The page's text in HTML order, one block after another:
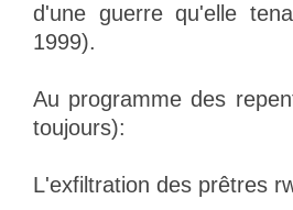
d'une guerre qu'elle
1999).
Au programme des
toujours):
L'exfiltration des prêtres